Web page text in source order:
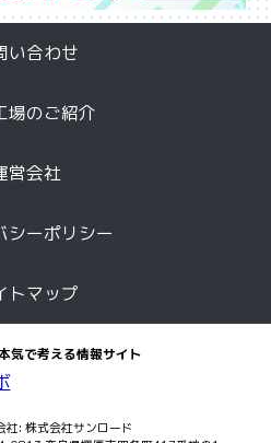
い合わせ
場のご紹介
営会社
シーポリシー
トマップ
気で考える情報サイト
社:株式会社サンロード